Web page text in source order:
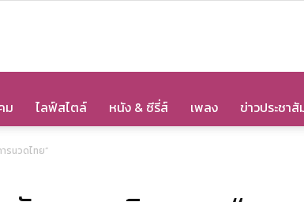
ม ไลฟ์สไตล์ หนัง & ซีรี่ส์ เพลง ข่าวประชา
รนวดไทย”